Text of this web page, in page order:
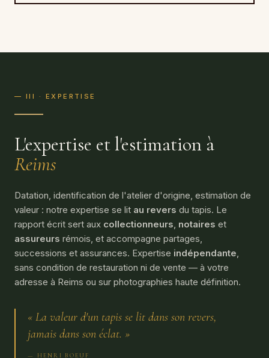
— III · EXPERTISE
L'expertise et l'estimation à
Reims
Datation, identification de l'atelier d'origine, estimation de
valeur : notre expertise se lit au revers du tapis. Le
rapport écrit sert aux collectionneurs notaires et
assureurs rémois, et accompagne partages,
successions et assurances. Expertise indépendante
sans condition de restauration ni de vente — à votre
adresse à Reims ou sur photographies haute définition.
« La valeur d'un tapis se lit dans son revers,
jamais dans son éclat. »
— HENRI BOEUF